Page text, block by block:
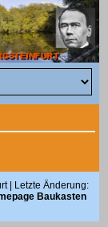
| Letzte Änderung:
Baukasten